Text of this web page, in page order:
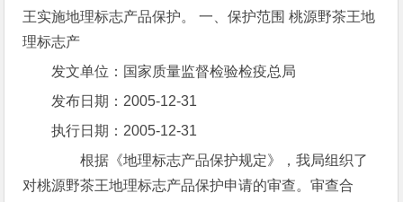
王实施地理标志产品保护。 一、保护范围 桃源野茶王地
理标志产
发文单位：国家质量监督检验检疫总局
发布日期：2005-12-31
执行日期：2005-12-31
根据《地理标志产品保护规定》，我局组织了
对桃源野茶王地理标志产品保护申请的审查。审查合